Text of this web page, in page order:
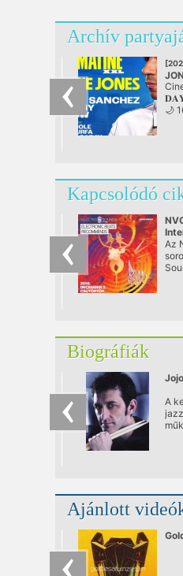
Archív
@
🌙
Kapcsolódó
Az
Biográfiák
A
át/
Ajánlott